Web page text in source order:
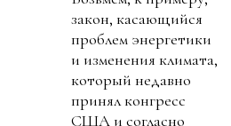
закон, касающийся
проблем энергетики
и изменения климата,
который недавно
принял конгресс
США и согласно